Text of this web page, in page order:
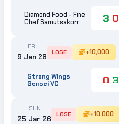
Diamond Food - Fine
Chef Samutsakorn
3-0
FRI
9 Jan 26
Strong Wings
Sensei VC
0-3
LOSE +10,000
SUN
25 Jan 26
LOSE +10,000